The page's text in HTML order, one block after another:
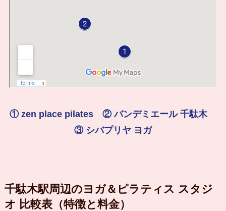
① zen place pilates ② バンデミエール 千駄木
③ シバプリヤ ヨガ
千駄木駅周辺のヨガ＆ピラティス スタジ
オ 比較表（特徴と料金）